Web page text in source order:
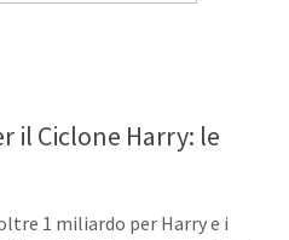
il Ciclone Harry: le
1 miliardo per Harry e i